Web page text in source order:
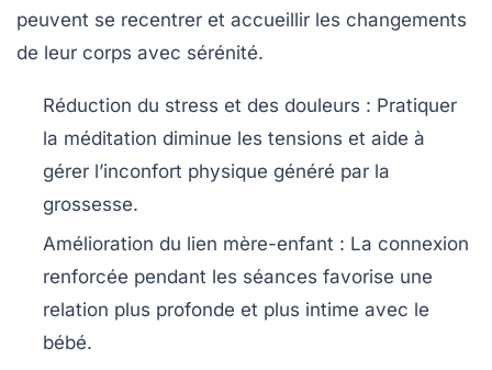
peuvent se recentrer et accueillir les changements
de leur corps avec sérénité.
Réduction du stress et des douleurs : Pratiquer
la méditation diminue les tensions et aide à
gérer l’inconfort physique généré par la
grossesse.
Amélioration du lien mère-enfant : La connexion
renforcée pendant les séances favorise une
relation plus profonde et plus intime avec le
bébé.